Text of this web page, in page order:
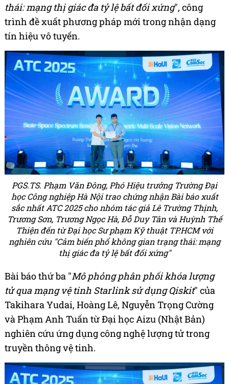
thái: mạng thị giác đa tỷ lệ bất đối xứng", công
trình đề xuất phương pháp mới trong nhận dạng
tín hiệu vô tuyến.
PGS.TS. Phạm Văn Đông, Phó Hiệu trưởng Trường Đại
học Công nghiệp Hà Nội trao chứng nhận Bài báo xuất
sắc nhất ATC 2025 cho nhóm tác giả Lê Trường Thịnh,
Trương Sơn, Trương Ngọc Hà, Đỗ Duy Tân và Huỳnh Thế
Thiện đến từ Đại học Sư phạm Kỹ thuật TP.HCM với
nghiên cứu "Cảm biến phổ không gian trạng thái: mạng
thị giác đa tỷ lệ bất đối xứng"
Bài báo thứ ba "Mô phỏng phân phối khóa lượng
tử qua mạng vệ tinh Starlink sử dụng Qiskit" của
Takihara Yudai, Hoàng Lê, Nguyễn Trọng Cường
và Phạm Anh Tuấn từ Đại học Aizu (Nhật Bản)
nghiên cứu ứng dụng công nghệ lượng tử trong
truyền thông vệ tinh.